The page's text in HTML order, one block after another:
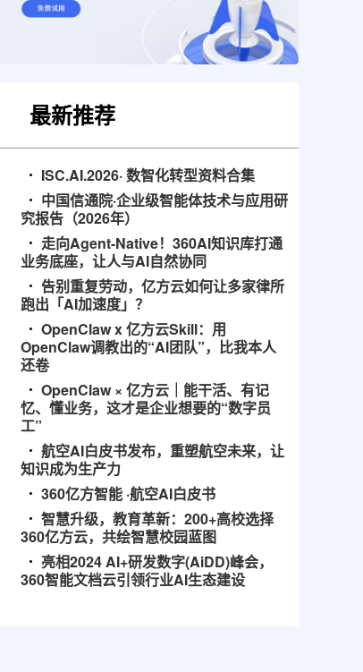
最新推荐
ISC.AI.2026· 数智化转型资料合集
中国信通院·企业级智能体技术与应用研
究报告（2026年）
走向Agent-Native！360AI知识库打通
业务底座，让人与AI自然协同
告别重复劳动，亿方云如何让多家律所
跑出「AI加速度」？
OpenClaw x 亿方云Skill：用
OpenClaw调教出的“AI团队”，比我本人
还卷
OpenClaw × 亿方云｜能干活、有记
忆、懂业务，这才是企业想要的“数字员
工”
航空AI白皮书发布，重塑航空未来，让
知识成为生产力
360亿方智能 ·航空AI白皮书
智慧升级，教育革新：200+高校选择
360亿方云，共绘智慧校园蓝图
亮相2024 AI+研发数字(AiDD)峰会，
360智能文档云引领行业AI生态建设